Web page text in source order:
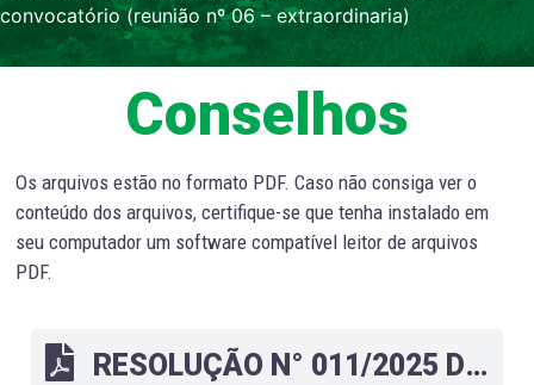
convocatório (reunião nº 06 – extraordinaria)
Conselhos
Os arquivos estão no formato PDF. Caso não consiga ver o
conteúdo dos arquivos, certifique-se que tenha instalado em
seu computador um software compatível leitor de arquivos
PDF.
RESOLUÇÃO N° 011/2025 Dispõe sobre a aprovação dos itens constantes No ato convocatório (reunião nº 06 – extraordinaria)